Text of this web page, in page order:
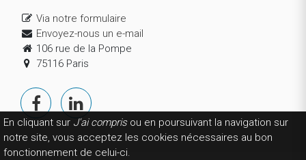
En cliquant sur J'ai comprisou en poursuivant la navigation sur
notre site, vous acceptez les cookies nécessaires au bon
fonctionnement de celui-ci.
Via notre formulaire
Envoyez-nous un e-mail
106 rue de la Pompe
75116 Paris